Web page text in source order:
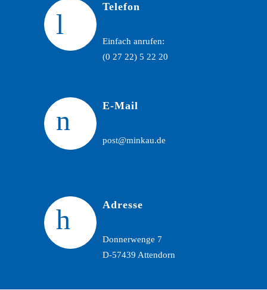
Telefon
Einfach anrufen:
(0 27 22) 5 22 20
E-Mail
post@minkau.de
Adresse
Donnerwenge 7
D-57439 Attendorn